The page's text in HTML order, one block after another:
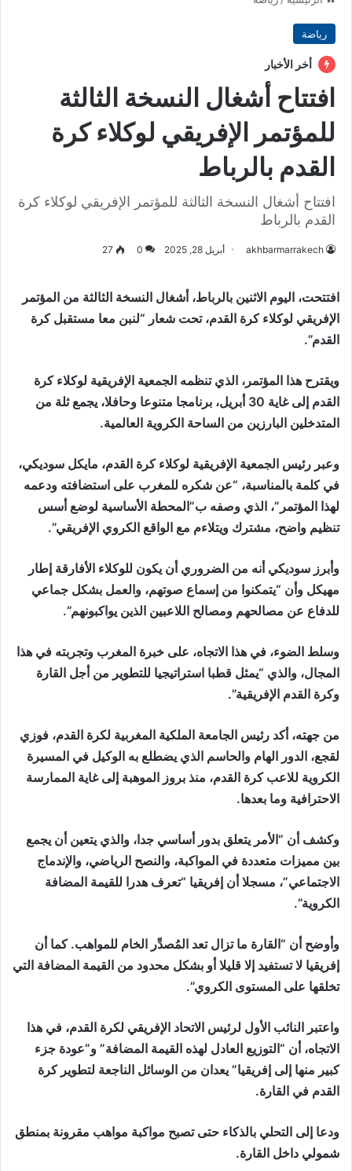
رياضة
أخر الأخبار
افتتاح أشغال النسخة الثالثة
للمؤتمر الإفريقي لوكلاء كرة
القدم بالرباط
افتتاح أشغال النسخة الثالثة للمؤتمر الإفريقي لوكلاء كرة
القدم بالرباط
akhbarmarrakech أبريل 28, 2025 0
27
افتتحت، اليوم الاثنين بالرباط، أشغال النسخة الثالثة من المؤتمر
الإفريقي لوكلاء كرة القدم، تحت شعار “لنبن معا مستقبل كرة
القدم”.
ويقترح هذا المؤتمر، الذي تنظمه الجمعية الإفريقية لوكلاء كرة
القدم إلى غاية 30 أبريل، برنامجا متنوعا وحافلا، يجمع ثلة من
المتدخلين البارزين من الساحة الكروية العالمية.
وعبر رئيس الجمعية الإفريقية لوكلاء كرة القدم، مايكل سوديكي،
في كلمة بالمناسبة، “عن شكره للمغرب على استضافته ودعمه
لهذا المؤتمر”، الذي وصفه ب”المحطة الأساسية لوضع أسس
تنظيم واضح، مشترك ويتلاءم مع الواقع الكروي الإفريقي”.
وأبرز سوديكي أنه من الضروري أن يكون للوكلاء الأفارقة إطار
مهيكل وأن “يتمكنوا من إسماع صوتهم، والعمل بشكل جماعي
للدفاع عن مصالحهم ومصالح اللاعبين الذين يواكبونهم”.
وسلط الضوء، في هذا الاتجاه، على خبرة المغرب وتجربته في هذا
المجال، والذي “يمثل قطبا استراتيجيا للتطوير من أجل القارة
وكرة القدم الإفريقية”.
من جهته، أكد رئيس الجامعة الملكية المغربية لكرة القدم، فوزي
لقجع، الدور الهام والحاسم الذي يضطلع به الوكيل في المسيرة
الكروية للاعب كرة القدم، منذ بروز الموهبة إلى غاية الممارسة
الاحترافية وما بعدها.
وكشف أن “الأمر يتعلق بدور أساسي جدا، والذي يتعين أن يجمع
بين مميزات متعددة في المواكبة، والنصح الرياضي، والإندماج
الاجتماعي”، مسجلا أن إفريقيا “تعرف هدرا للقيمة المضافة
الكروية”.
وأوضح أن “القارة ما تزال تعد المُصدِّر الخام للمواهب. كما أن
إفريقيا لا تستفيد إلا قليلا أو بشكل محدود من القيمة المضافة التي
تخلقها على المستوى الكروي”.
واعتبر النائب الأول لرئيس الاتحاد الإفريقي لكرة القدم، في هذا
الاتجاه، أن “التوزيع العادل لهذه القيمة المضافة” و”عودة جزء
كبير منها إلى إفريقيا” يعدان من الوسائل الناجعة لتطوير كرة
القدم في القارة.
ودعا إلى التحلي بالذكاء حتى تصبح مواكبة مواهب مقرونة بمنطق
شمولي داخل القارة.